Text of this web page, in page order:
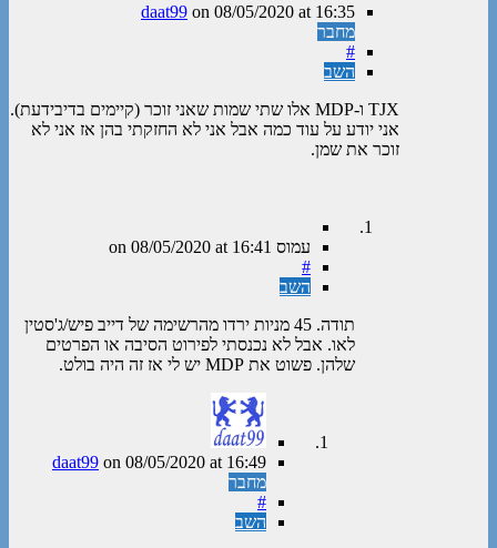
daat99 on 08/05/2020 at 16:35
מחבר
#
השב
TJX ו-MDP אלו שתי שמות שאני זוכר (קיימים בדיבידעת).
אני יודע על עוד כמה אבל אני לא החזקתי בהן אז אני לא
זוכר את שמן.
עמוס 08/05/2020 at 16:41
#
השב
תודה. 45 מניות ירדו מהרשימה של דייב פיש/ג'סטין
לאו. אבל לא נכנסתי לפירוט הסיבה או הפרטים
שלהן. פשוט את MDP יש לי אז זה היה בולט.
daat99 on 08/05/2020 at 16:49
מחבר
#
השב